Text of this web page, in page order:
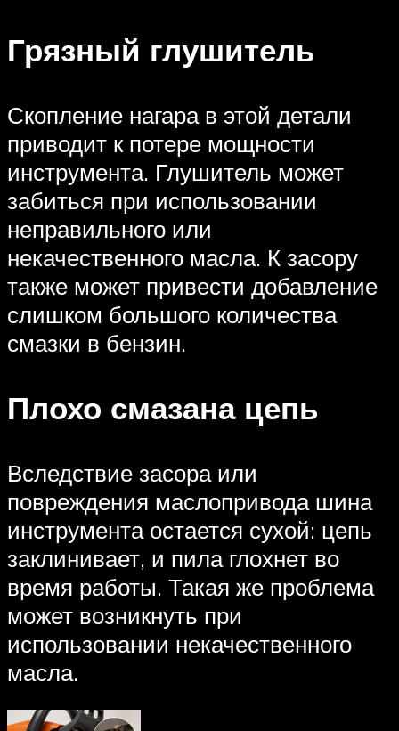
Грязный глушитель
Скопление нагара в этой детали
приводит к потере мощности
инструмента. Глушитель может
забиться при использовании
неправильного или
некачественного масла. К засору
также может привести добавление
слишком большого количества
смазки в бензин.
Плохо смазана цепь
Вследствие засора или
повреждения маслопривода шина
инструмента остается сухой: цепь
заклинивает, и пила глохнет во
время работы. Такая же проблема
может возникнуть при
использовании некачественного
масла.